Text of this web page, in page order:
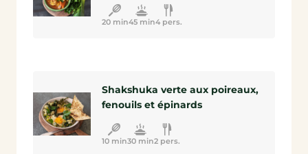
20 min45 min4 pers.
Shakshuka verte aux poireaux,
fenouils et épinards
10 min30 min2 pers.